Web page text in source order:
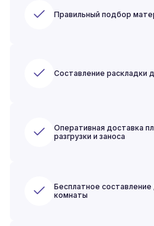
Правильный подбор
Составление раскладки
Оперативная доставка
разгрузки и заноса
Бесплатное
комнаты